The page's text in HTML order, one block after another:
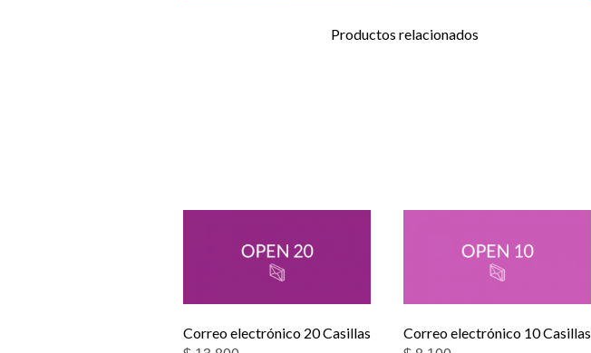
Productos relacionados
Correo electrónico 20 Casillas Correo electrónico 10 Casillas